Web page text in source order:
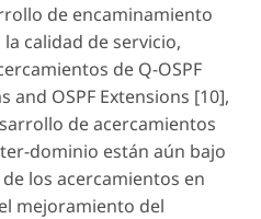
de encaminamiento
calidad de servicio,
de Q-OSPF
and OSPF Extensions [10],
de acercamientos
dominio están aún bajo
los acercamientos en
mejoramiento del